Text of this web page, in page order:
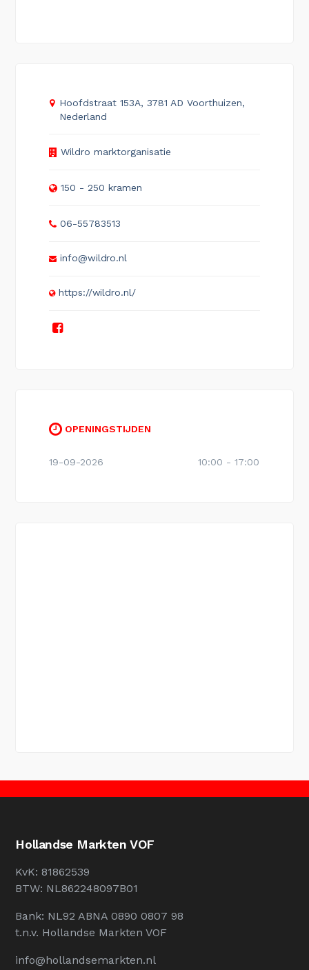
Hoofdstraat 153A, 3781 AD Voorthuizen,
Nederland
Wildro marktorganisatie
150 - 250 kramen
06-55783513
info@wildro.nl
https://wildro.nl/
OPENINGSTIJDEN
19-09-2026 10:00 - 17:00
Hollandse Markten VOF
KvK: 81862539
BTW: NL862248097B01
Bank: NL92 ABNA 0890 0807 98
t.n.v. Hollandse Markten VOF
info@hollandsemarkten.nl